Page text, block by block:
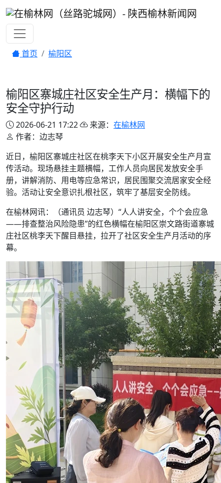
首页 榆阳区
榆阳区寨城庄社区安全生产月：横幅下的
安全守护行动
2026-06-21 17:22 来源： 在榆林网
作者：边志琴
近日，榆阳区寨城庄社区在桃李天下小区开展安全生产月宣
传活动。现场悬挂主题横幅，工作人员向居民发放安全手
册，讲解消防、用电等应急常识，居民围聚交流居家安全经
验。活动让安全意识扎根社区，筑牢了基层安全防线。
在榆林网讯：（通讯员 边志琴）“人人讲安全，个个会应急
——排查整治风险隐患”的红色横幅在榆阳区崇文路街道寨城
庄社区桃李天下醒目悬挂，拉开了社区安全生产月活动的序
幕。